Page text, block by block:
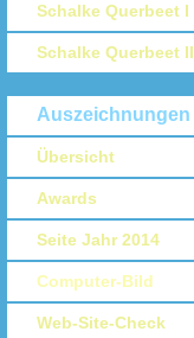
Schalke Querbeet I
Schalke Querbeet II
Auszeichnungen
Übersicht
Awards
Seite Jahr 2014
Computer-Bild
Web-Site-Check